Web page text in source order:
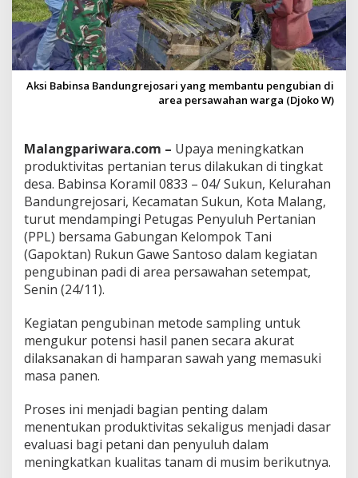
r
i
D
a
m
p
G
a
p
o
k
t
a
n
R
n
G
a
a
n
t
s
Aksi Babinsa Bandungrejosari yang membantu pengubian di
area persawahan warga (Djoko W)
Malangpariwara.com – Upaya meningkatkan
produktivitas pertanian terus dilakukan di tingkat
desa. Babinsa Koramil 0833 – 04/ Sukun, Kelurahan
Bandungrejosari, Kecamatan Sukun, Kota Malang,
turut mendampingi Petugas Penyuluh Pertanian
(PPL) bersama Gabungan Kelompok Tani
(Gapoktan) Rukun Gawe Santoso dalam kegiatan
pengubinan padi di area persawahan setempat,
Senin (24/11).
Kegiatan pengubinan metode sampling untuk
mengukur potensi hasil panen secara akurat
dilaksanakan di hamparan sawah yang memasuki
masa panen.
Proses ini menjadi bagian penting dalam
menentukan produktivitas sekaligus menjadi dasar
evaluasi bagi petani dan penyuluh dalam
meningkatkan kualitas tanam di musim berikutnya.